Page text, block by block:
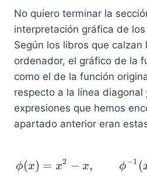
No quiero terminar la
interpretación gráfica de
Según los libros que calzan
ordenador, el gráfico de la
como el de la función
respecto a la línea diagonal
expresiones que hemos
apartado anterior eran
ϕ(x) = x2 − x, ϕ−1 (